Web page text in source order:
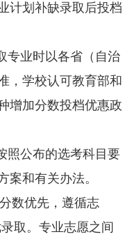
计划补缺录取后投档
专业时以各省（自治
，学校认可教育部和
增加分数投档优惠政
照公布的选考科目要
案和有关办法。
数优先，遵循志
取。专业志愿之间